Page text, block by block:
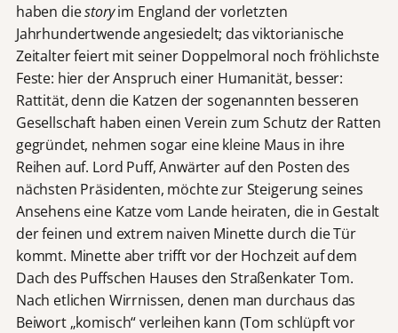
haben diestoryim England der vorletzten
Jahrhundertwende angesiedelt; das viktorianische
Zeitalter feiert mit seiner Doppelmoral noch fröhlichste
Feste: hier der Anspruch einer Humanität, besser:
Rattität, denn die Katzen der sogenannten besseren
Gesellschaft haben einen Verein zum Schutz der Ratten
gegründet, nehmen sogar eine kleine Maus in ihre
Reihen auf. Lord Puff, Anwärter auf den Posten des
nächsten Präsidenten, möchte zur Steigerung seines
Ansehens eine Katze vom Lande heiraten, die in Gestalt
der feinen und extrem naiven Minette durch die Tür
kommt. Minette aber trifft vor der Hochzeit auf dem
Dach des Puffschen Hauses den Straßenkater Tom.
Nach etlichen Wirrnissen, denen man durchaus das
Beiwort „komisch“ verleihen kann (Tom schlüpft vor